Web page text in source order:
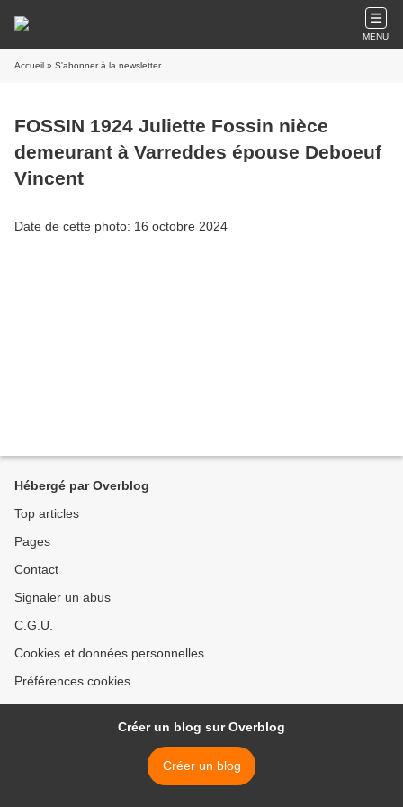
MENU
Accueil » S'abonner à la newsletter
FOSSIN 1924 Juliette Fossin nièce
demeurant à Varreddes épouse Deboeuf
Vincent
Date de cette photo: 16 octobre 2024
Hébergé par Overblog
Top articles
Pages
Contact
Signaler un abus
C.G.U.
Cookies et données personnelles
Préférences cookies
Créer un blog sur Overblog
Créer un blog